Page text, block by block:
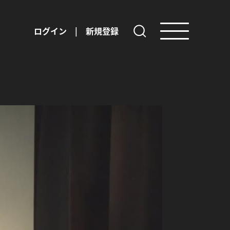
ログイン | 新規登録